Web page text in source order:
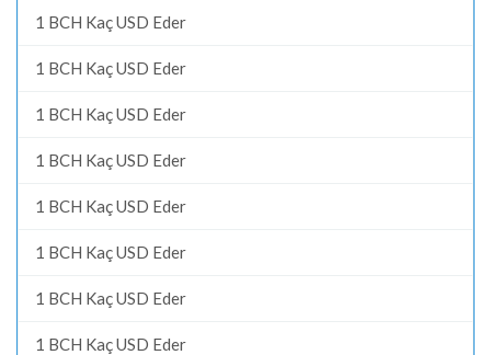
1 BCH Kaç USD Eder
1 BCH Kaç USD Eder
1 BCH Kaç USD Eder
1 BCH Kaç USD Eder
1 BCH Kaç USD Eder
1 BCH Kaç USD Eder
1 BCH Kaç USD Eder
1 BCH Kaç USD Eder